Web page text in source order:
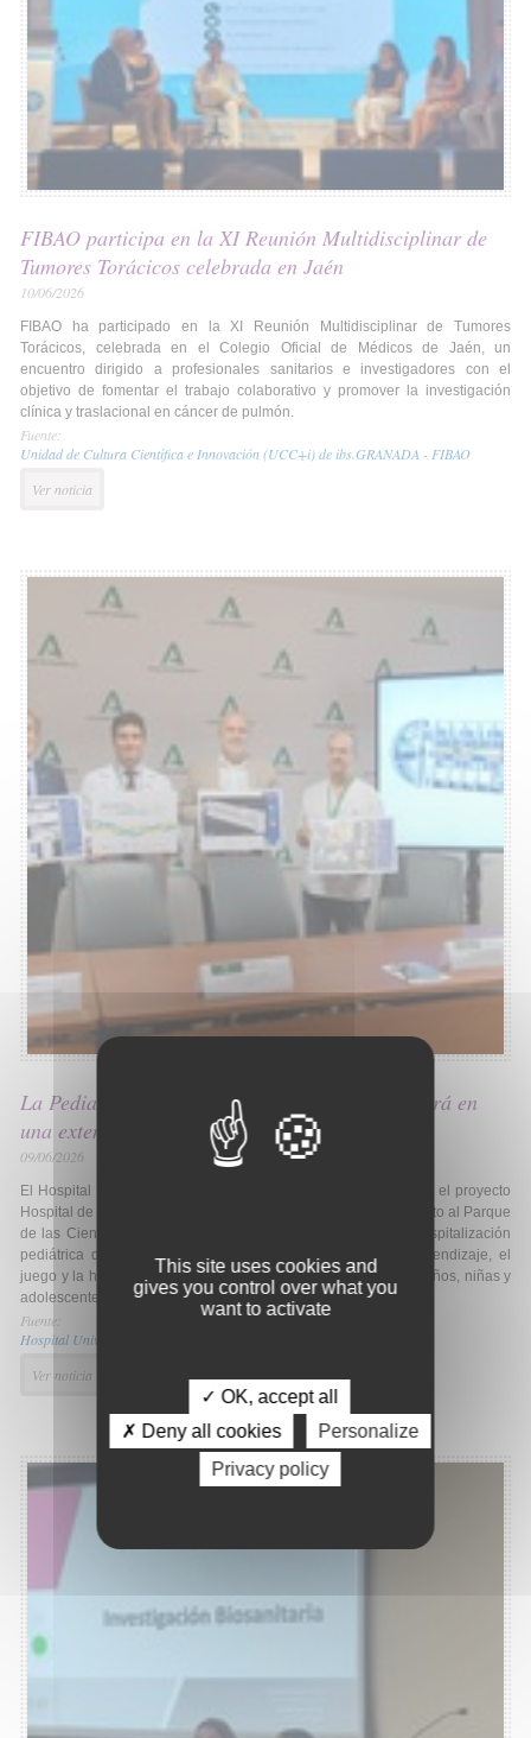
FIBAO participa en la XI Reunión Multidisciplinar de
Tumores Torácicos celebrada en Jaén
10/06/2026
FIBAO ha participado en la XI Reunión Multidisciplinar de Tumores
Torácicos, celebrada en el Colegio Oficial de Médicos de Jaén, un
encuentro dirigido a profesionales sanitarios e investigadores con el
objetivo de fomentar el trabajo colaborativo y promover la investigación
clínica y traslacional en cáncer de pulmón.
Fuente:
Unidad de Cultura Científica e Innovación (UCC+i) de ibs.GRANADA - FIBAO
Ver noticia
La Pediatría del Clínico San Cecilio se convertirá en
una extensión del Parque de las Ciencias
09/06/2026
El Hospital Universitario Clínico San Cecilio ha presentado hoy el proyecto
Hospital de las Ciencias, una iniciativa pionera desarrollada junto al Parque
de las Ciencias de Granada que transformará la planta de hospitalización
pediátrica del centro en un espacio donde la ciencia, el aprendizaje, el
juego y la humanización formarán parte de la experiencia de niños, niñas y
adolescentes.
Fuente:
Hospital Universitario Clínico San Cecilio
Ver noticia
This site uses cookies and
gives you control over what you
want to activate
✓ OK, accept all
✗ Deny all cookies
Personalize
Privacy policy